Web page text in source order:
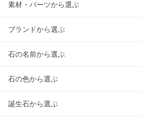
素材・パーツから選ぶ
ブランドから選ぶ
石の名前から選ぶ
石の色から選ぶ
誕生石から選ぶ